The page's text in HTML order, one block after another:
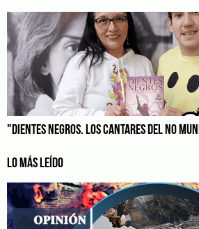
"DIENTES NEGROS. LOS CANTARES DEL NO
LO MÁS LEÍDO